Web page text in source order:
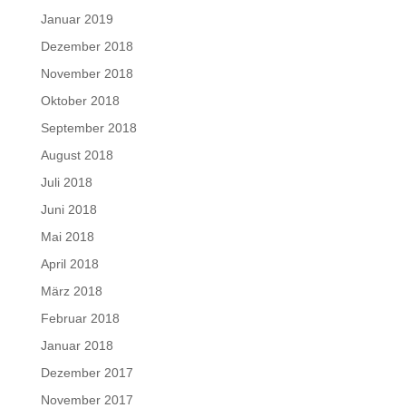
Januar 2019
Dezember 2018
November 2018
Oktober 2018
September 2018
August 2018
Juli 2018
Juni 2018
Mai 2018
April 2018
März 2018
Februar 2018
Januar 2018
Dezember 2017
November 2017